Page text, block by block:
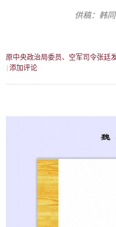
供稿：韩
原中央政治局委员、空军司令张廷
添加评论